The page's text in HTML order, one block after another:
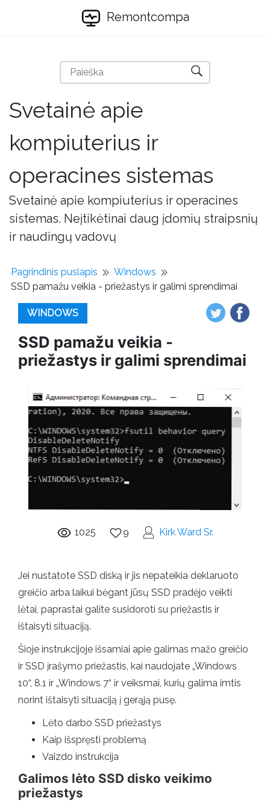
Remontcompa
Svetainė apie
kompiuterius ir
operacines sistemas
Svetainė apie kompiuterius ir operacines
sistemas. Neįtikėtinai daug įdomių straipsnių
ir naudingų vadovų
Pagrindinis puslapis
Windows
SSD pamažu veikia - priežastys ir galimi sprendimai
WINDOWS
SSD pamažu veikia -
priežastys ir galimi sprendimai
1025 9 Kirk Ward Sr.
Jei nustatote SSD diską ir jis nepateikia deklaruoto
greičio arba laikui bėgant jūsų SSD pradėjo veikti
lėtai, paprastai galite susidoroti su priežastis ir
ištaisyti situaciją.
Šioje instrukcijoje išsamiai apie galimas mažo greičio
ir SSD įrašymo priežastis, kai naudojate „Windows
10“, 8.1 ir „Windows 7“ ir veiksmai, kurių galima imtis
norint ištaisyti situaciją į gerąją pusę.
Lėto darbo SSD priežastys
Kaip išspręsti problemą
Vaizdo instrukcija
Galimos lėto SSD disko veikimo
priežastys